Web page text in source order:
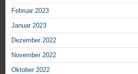
Februar 2023
Januar 2023
Dezember 2022
November 2022
Oktober 2022